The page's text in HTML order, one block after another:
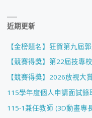
近期更新
【金榜題名】狂賀第九屆
【競賽得獎】第22屆技專
【競賽得獎】2026放視大
115學年度個人申請面試
115-1兼任教師 (3D動畫專